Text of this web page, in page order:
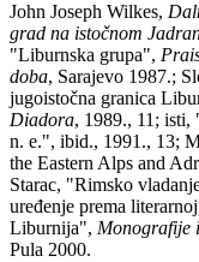
John Joseph Wilkes,
grad na istočnom
"Liburnska grupa",
doba, Sarajevo 1987.;
jugoistočna granica
Diadora, 1989., 11; isti,
n. e.", ibid., 1991., 13;
the Eastern Alps and
Starac, "Rimsko
uređenje prema
Liburnija", Monografije
Pula 2000.